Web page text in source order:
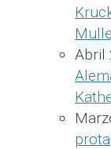
Abril